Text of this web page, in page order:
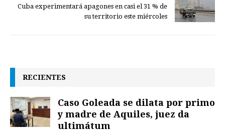
Cuba experimentará apagones en casi el 31 % de
su territorio este miércoles
RECIENTES
Caso Goleada se dilata por primo
y madre de Aquiles, juez da
ultimátum